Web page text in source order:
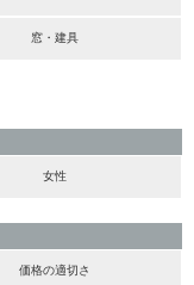
窓・建具
女性
価格の適切さ